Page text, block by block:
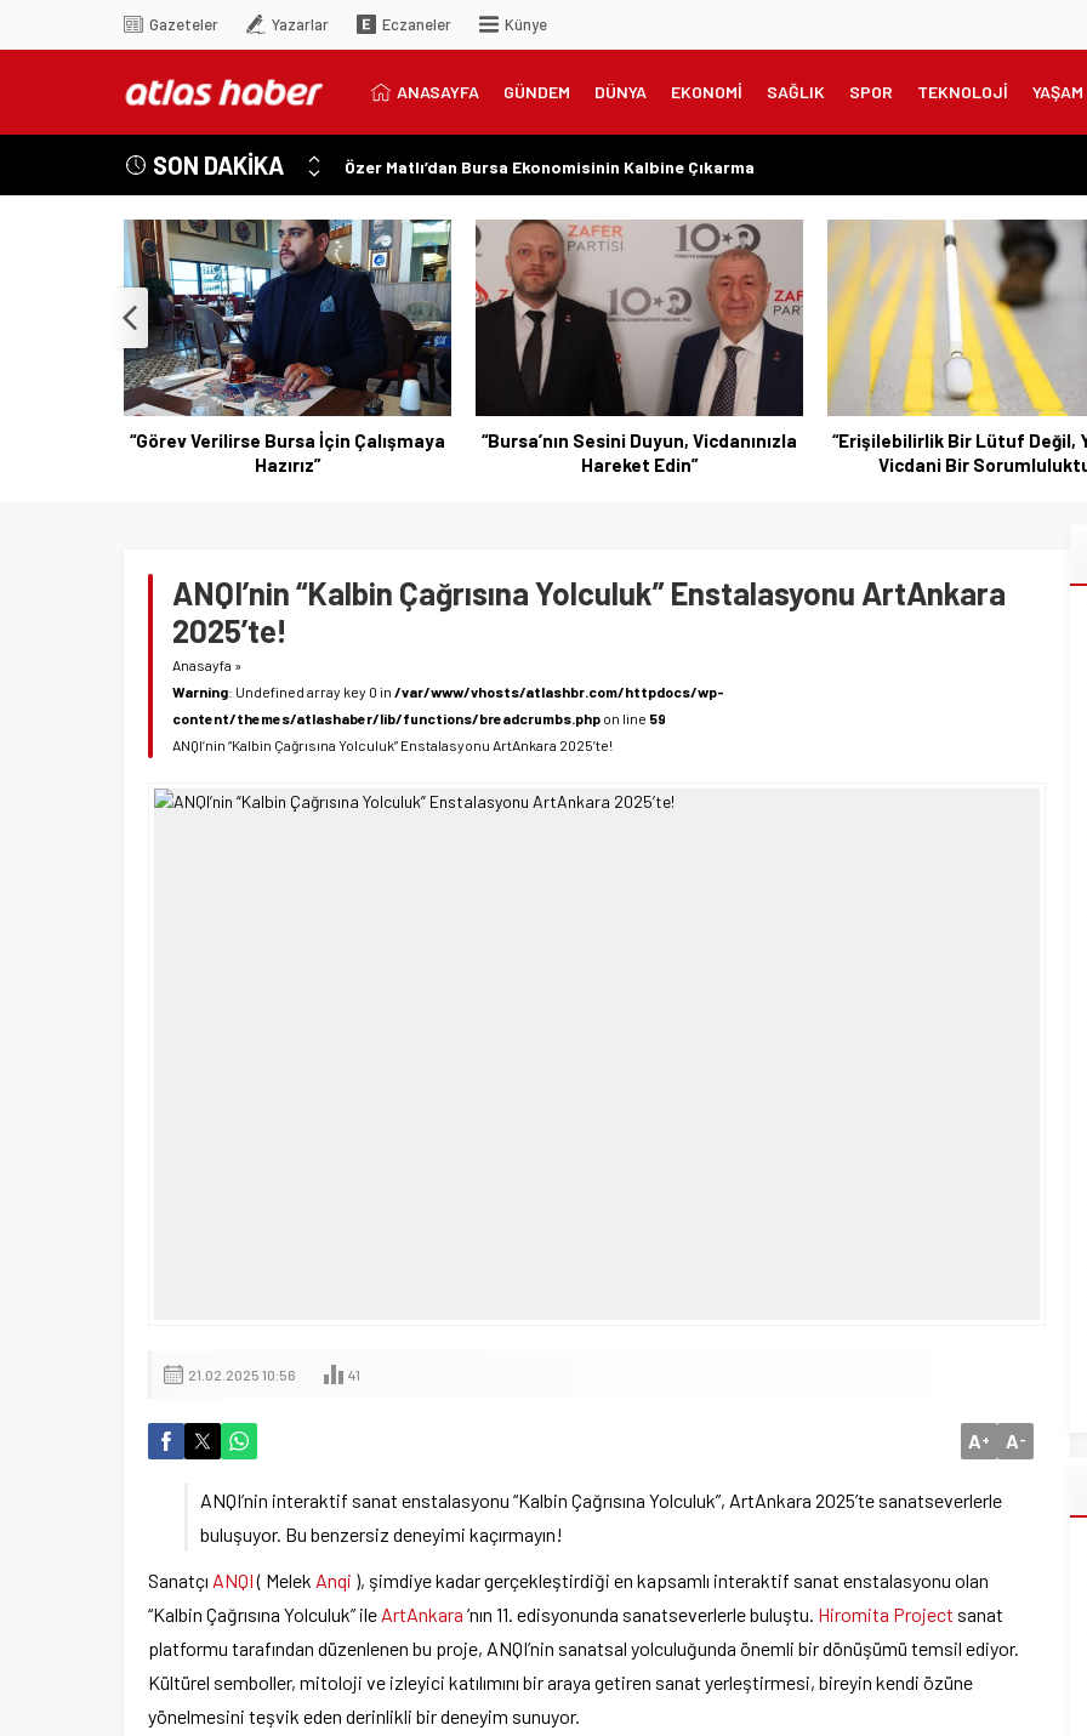
Gazeteler Yazarlar Eczaneler Künye
ANASAYFA GÜNDEM DÜNYA EKONOMİ SAĞLIK SPOR TEKNOLOJİ YAŞAM
SON DAKİKA
Özer Matlı’dan Bursa Ekonomisinin Kalbine Çıkarma
“Aynı Düzenleme Neden Emeklilere Uygulanmadı?”
“Engelli Emekliliğinde Kazanılmış Haklar Korunmalı, Belirsizlikler Son Bulmalı”
“Engelliler Bu Ülkede Başarıyı Kimsenin Lütfuyla Değil, İğneyle Kuyu Kazarak Kazanıyor”
“Bu Ses Siyasi Tartışmaların Değil, Millet Vicdanının Konusudur”
“Bursa’nın Sesini Duyun, Vicdanınızla
Hareket Edin”
“Erişilebilirlik Bir Lütuf Değil, Yasal ve
Vicdani Bir Sorumluluktur”
“Bursa’nın Sorunlarını
Değil, Çözmek İçin Yola
ANQI’nin “Kalbin Çağrısına Yolculuk” Enstalasyonu ArtAnkara
2025’te!
Anasayfa »
Warning: Undefined array key 0 in /var/www/vhosts/atlashbr.com/httpdocs/wp-
content/themes/atlashaber/lib/functions/breadcrumbs.php on line 59
ANQI’nin “Kalbin Çağrısına Yolculuk” Enstalasyonu ArtAnkara 2025’te!
21.02.2025 10:56 41
A+ A-
ANQI’nin interaktif sanat enstalasyonu “Kalbin Çağrısına Yolculuk”, ArtAnkara 2025’te sanatseverlerle
buluşuyor. Bu benzersiz deneyimi kaçırmayın!
Sanatçı ANQI( Melek Anqi ), şimdiye kadar gerçekleştirdiği en kapsamlı interaktif sanat enstalasyonu olan
“Kalbin Çağrısına Yolculuk” ile ArtAnkara ’nın 11. edisyonunda sanatseverlerle buluştu. Hiromita Project sanat
platformu tarafından düzenlenen bu proje, ANQI’nin sanatsal yolculuğunda önemli bir dönüşümü temsil ediyor.
Kültürel semboller, mitoloji ve izleyici katılımını bir araya getiren sanat yerleştirmesi, bireyin kendi özüne
yönelmesini teşvik eden derinlikli bir deneyim sunuyor.